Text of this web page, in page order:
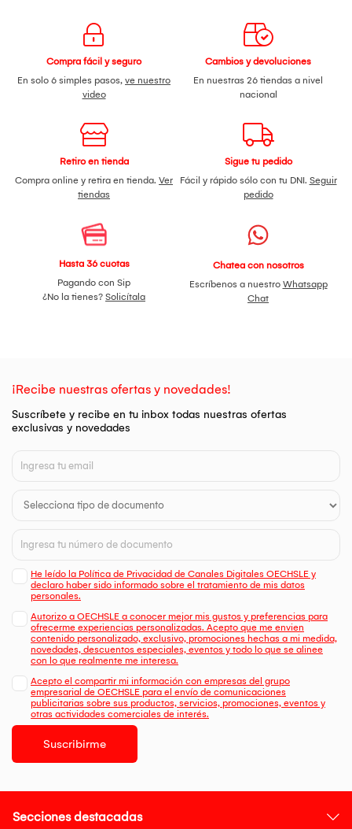
Compra fácil y seguro
En solo 6 simples pasos, ve nuestro
video
Cambios y devoluciones
En nuestras 26 tiendas a nivel
nacional
Retiro en tienda
Compra online y retira en tienda. Ver
tiendas
Sigue tu pedido
Fácil y rápido sólo con tu DNI. Seguir
pedido
Hasta 36 cuotas
Pagando con Sip
¿No la tienes? Solicítala
Chatea con nosotros
Escríbenos a nuestro Whatsapp
Chat
¡Recibe nuestras ofertas y novedades!
Suscríbete y recibe en tu inbox todas nuestras ofertas
exclusivas y novedades
He leído la Política de Privacidad de Canales Digitales OECHSLE y
declaro haber sido informado sobre el tratamiento de mis datos
personales.
Autorizo a OECHSLE a conocer mejor mis gustos y preferencias para
ofrecerme experiencias personalizadas. Acepto que me envien
contenido personalizado, exclusivo, promociones hechas a mi medida,
novedades, descuentos especiales, eventos y todo lo que se alinee
con lo que realmente me interesa.
Acepto el compartir mi información con empresas del grupo
empresarial de OECHSLE para el envío de comunicaciones
publicitarias sobre sus productos, servicios, promociones, eventos y
otras actividades comerciales de interés.
Suscribirme
Secciones destacadas